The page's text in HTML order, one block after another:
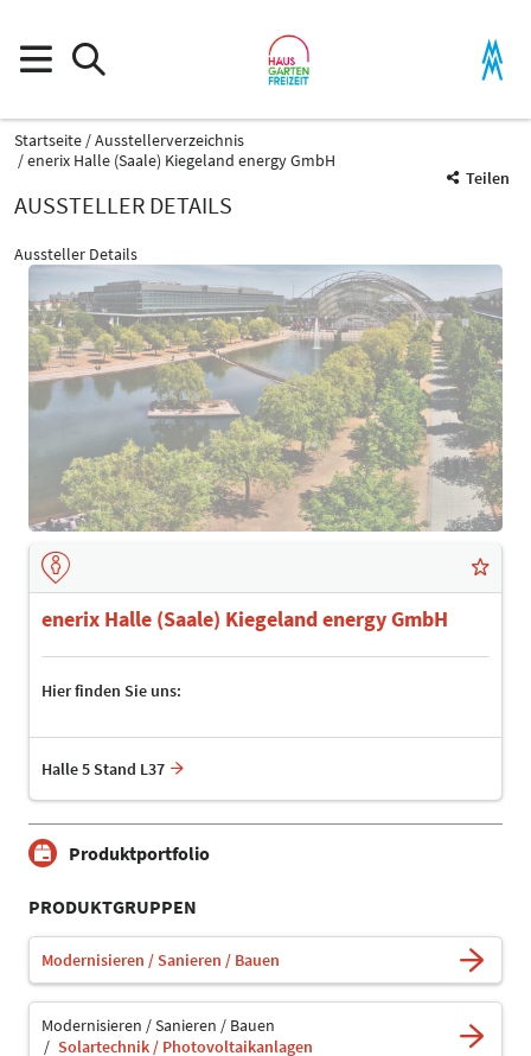
Startseite
Ausstellerverzeichnis
enerix Halle (Saale) Kiegeland energy GmbH
Teilen
AUSSTELLER DETAILS
Aussteller Details
enerix Halle (Saale) Kiegeland energy GmbH
Hier finden Sie uns:
Halle 5 Stand L37
Produktportfolio
PRODUKTGRUPPEN
Modernisieren / Sanieren / Bauen
Modernisieren / Sanieren / Bauen
Solartechnik / Photovoltaikanlagen